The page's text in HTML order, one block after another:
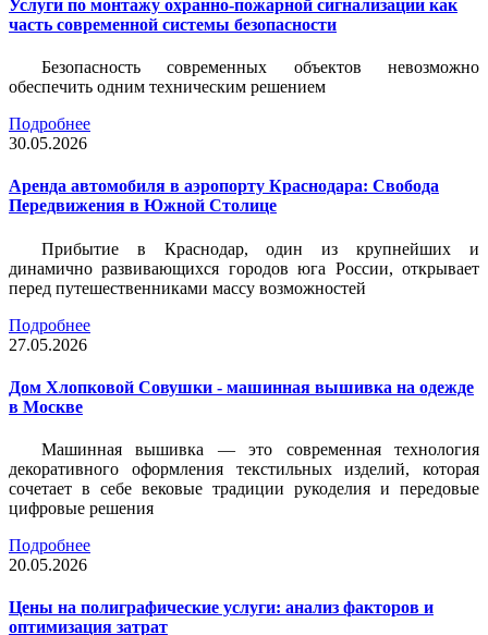
Услуги по монтажу охранно-пожарной сигнализации как
часть современной системы безопасности
Безопасность современных объектов невозможно
обеспечить одним техническим решением
Подробнее
30.05.2026
Аренда автомобиля в аэропорту Краснодара: Свобода
Передвижения в Южной Столице
Прибытие в Краснодар, один из крупнейших и
динамично развивающихся городов юга России, открывает
перед путешественниками массу возможностей
Подробнее
27.05.2026
Дом Хлопковой Совушки - машинная вышивка на одежде
в Москве
Машинная вышивка — это современная технология
декоративного оформления текстильных изделий, которая
сочетает в себе вековые традиции рукоделия и передовые
цифровые решения
Подробнее
20.05.2026
Цены на полиграфические услуги: анализ факторов и
оптимизация затрат